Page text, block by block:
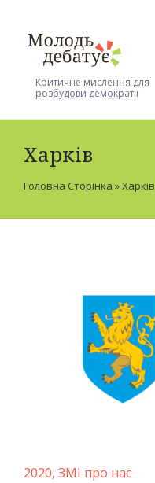
Критичне мислення для
розбудови демократії
Харків
Головна Сторінка »Харків
Posted
2020 ЗМІ про нас